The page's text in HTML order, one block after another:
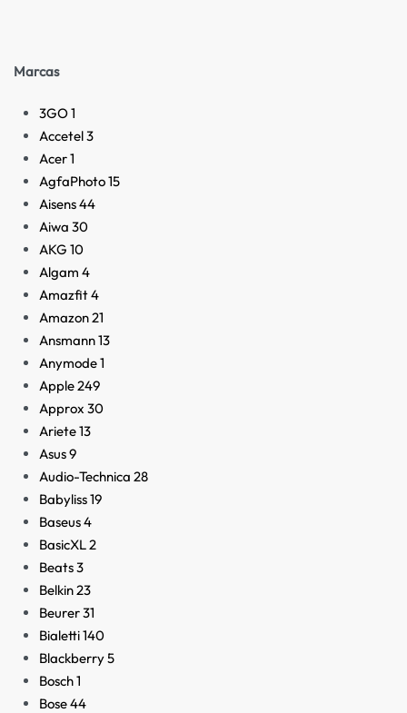
Marcas
3GO1
Accetel3
Acer1
AgfaPhoto15
Aisens44
Aiwa 30
AKG 10
Algam 4
Amazfit4
Amazon21
Ansmann13
Anymode1
Apple249
Approx 30
Ariete13
Asus9
Audio-Technica 28
Babyliss19
Baseus4
BasicXL2
Beats3
Belkin23
Beurer31
Bialetti140
Blackberry5
Bosch1
Bose44